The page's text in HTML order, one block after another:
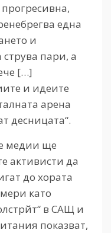
една
и
пари, а
[…]
и идеите
арена
десницата“.
медии ще
активисти да
до хората
като
в САЩ и
показват,